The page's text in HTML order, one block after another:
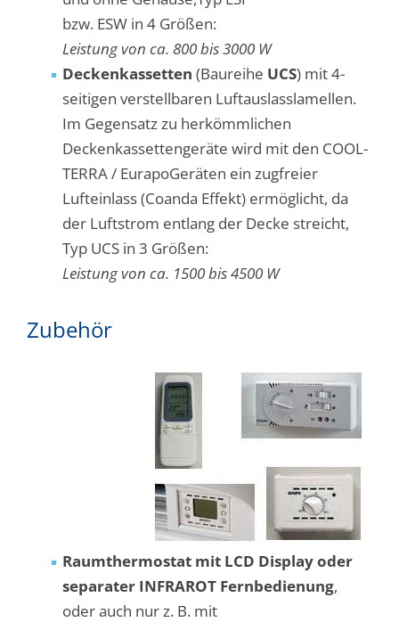
bzw. ESW in 4 Größen:
Leistung von ca. 800 bis 3000 W
Deckenkassetten (Baureihe UCS) mit 4-
seitigen verstellbaren Luftauslasslamellen.
Im Gegensatz zu herkömmlichen
Deckenkassettengeräte wird mit den COOL-
TERRA / EurapoGeräten ein zugfreier
Lufteinlass (Coanda Effekt) ermöglicht, da
der Luftstrom entlang der Decke streicht,
Typ UCS in 3 Größen:
Leistung von ca. 1500 bis 4500 W
Zubehör
Raumthermostat mit LCD Display oder
separater INFRAROT Fernbedienung,
oder auch nur z. B. mit